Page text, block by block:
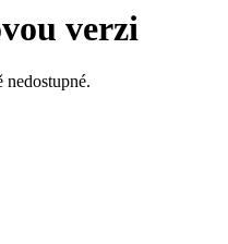
verzi
nedostupné.